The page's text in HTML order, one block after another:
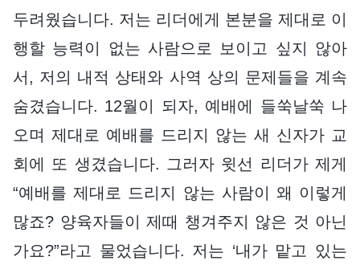
두려웠습니다. 저는 리더에게 본분을 제대로 이
행할 능력이 없는 사람으로 보이고 싶지 않아
서, 저의 내적 상태와 사역 상의 문제들을 계속
숨겼습니다. 12월이 되자, 예배에 들쑥날쑥 나
오며 제대로 예배를 드리지 않는 새 신자가 교
회에 또 생겼습니다. 그러자 윗선 리더가 제게
“예배를 제대로 드리지 않는 사람이 왜 이렇게
많죠? 양육자들이 제때 챙겨주지 않은 것 아닌
가요?”라고 물었습니다. 저는 ‘내가 맡고 있는